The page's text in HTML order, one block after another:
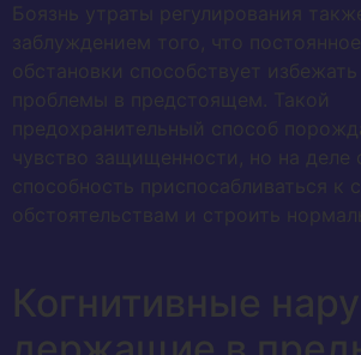
Боязнь утраты регулирования
заблуждением того, что
обстановки способствует
проблемы в предстоящем. Такой
предохранительный способ
чувство защищенности, но на деле
способность приспосабливаться к
обстоятельствам и строить
Когнитивные